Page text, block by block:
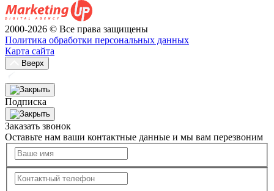
2000-2026 © Все права защищены
Политика обработки персональных данных
Карта сайта
Вверх
Подписка
Заказать звонок
Оставьте нам ваши контактные данные и мы вам перезвоним